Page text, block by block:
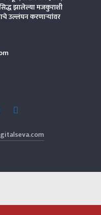
झालेल्या मजकुराशी
उल्लंघन करणाऱ्यांवर